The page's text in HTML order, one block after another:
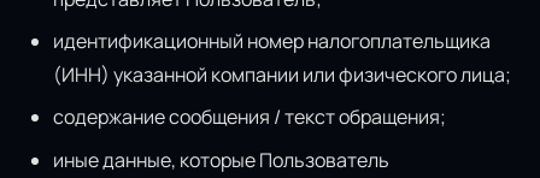
идентификационный номер налогоплательщика
(ИНН) указанной компании или физического лица;
содержание сообщения / текст обращения;
иные данные, которые Пользователь